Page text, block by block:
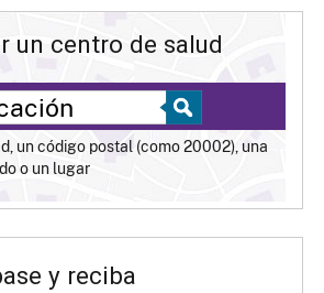
un centro de salud
un código postal (como 20002), una
o un lugar
y reciba